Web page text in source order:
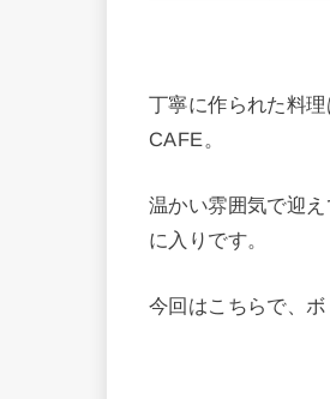
丁寧に作られた料
CAFE。
温かい雰囲気で迎
に入りです。
今回はこちらで、